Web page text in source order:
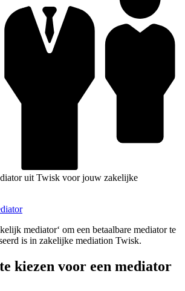
uit Twisk voor jouw zakelijke
mediator‘ om een betaalbare mediator te
is in zakelijke mediation Twisk.
kiezen voor een mediator